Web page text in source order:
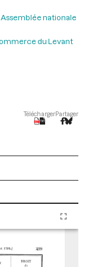
Assemblée nationale
du Levant
TéléchargerPartager